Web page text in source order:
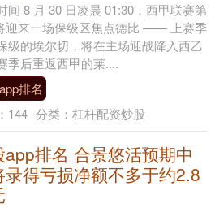
间 8 月 30 日凌晨 01:30，西甲联赛第
迎来一场保级区焦点德比 —— 上赛季
级的埃尔切，将在主场迎战降入西乙
季后重返西甲的莱....
排名
144 分类： 杠杆配资炒股
app排名 合景悠活预期中
录得亏损净额不多于约2.8